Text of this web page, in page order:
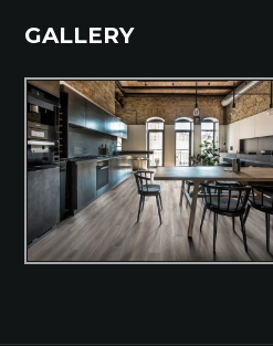
GALLERY